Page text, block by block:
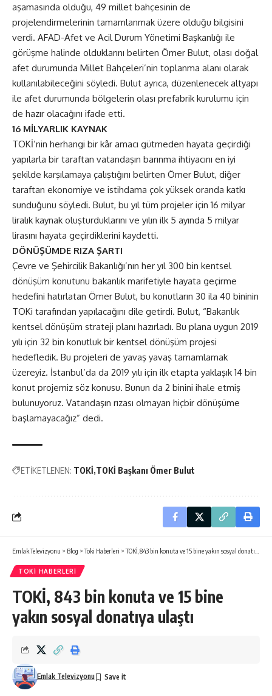
aşamasında olduğu, 49 millet bahçesinin de
projelendirmelerinin tamamlanmak üzere olduğu bilgisini
verdi. AFAD-Afet ve Acil Durum Yönetimi Başkanlığı ile
görüşme halinde olduklarını belirten Ömer Bulut, olası doğal
afet durumunda Millet Bahçeleri’nin toplanma alanı olarak
kullanılabileceğini söyledi. Bulut ayrıca, düzenlenecek altyapı
ile afet durumunda bölgelerin olası prefabrik kurulumu için
de hazır olacağını ifade etti.
16 MİLYARLIK KAYNAK
TOKİ’nin herhangi bir kâr amacı gütmeden hayata geçirdiği
yapılarla bir taraftan vatandaşın barınma ihtiyacını en iyi
şekilde karşılamaya çalıştığını belirten Ömer Bulut, diğer
taraftan ekonomiye ve istihdama çok yüksek oranda katkı
sunduğunu söyledi. Bulut, bu yıl tüm projeler için 16 milyar
liralık kaynak oluşturduklarını ve yılın ilk 5 ayında 5 milyar
lirasını hayata geçirdiklerini kaydetti.
DÖNÜŞÜMDE RIZA ŞARTI
Çevre ve Şehircilik Bakanlığı’nın her yıl 300 bin kentsel
dönüşüm konutunu bakanlık marifetiyle hayata geçirme
hedefini hatırlatan Ömer Bulut, bu konutların 30 ila 40 bininin
TOKi tarafından yapılacağını dile getirdi. Bulut, “Bakanlık
kentsel dönüşüm strateji planı hazırladı. Bu plana uygun 2019
yılı için 32 bin konutluk bir kentsel dönüşüm projesi
hedefledik. Bu projeleri de yavaş yavaş tamamlamak
üzereyiz. İstanbul’da da 2019 yılı için ilk etapta yaklaşık 14 bin
konut projemiz söz konusu. Bunun da 2 binini ihale etmiş
bulunuyoruz. Vatandaşın rızası olmayan hiçbir dönüşüme
başlamayacağız” dedi.
ETİKETLENEN: TOKİ TOKİ Başkanı Ömer Bulut
Emlak Televizyonu > Blog >Toki Haberleri >TOKİ, 843 bin konuta ve 15 bine yakın sosyal donatıya ulaştı
TOKI HABERLERI
TOKİ, 843 bin konuta ve 15 bine
yakın sosyal donatıya ulaştı
Emlak Televizyonu